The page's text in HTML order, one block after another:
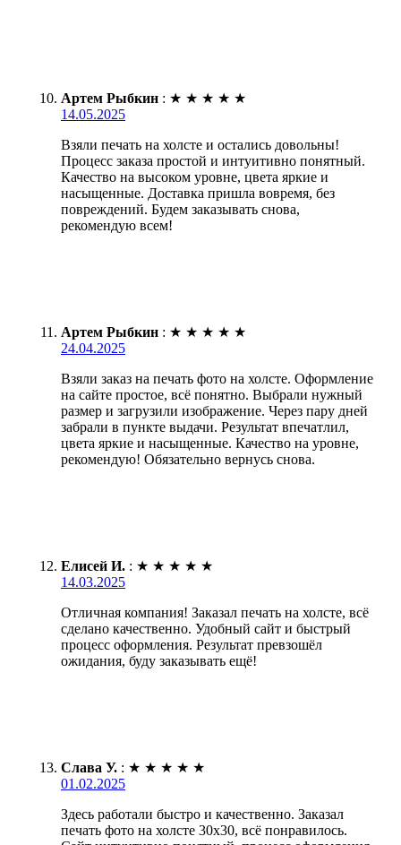
Артем Рыбкин : ★ ★ ★ ★ ★
14.05.2025
Взяли печать на холсте и остались довольны!
Процесс заказа простой и интуитивно понятный.
Качество на высоком уровне, цвета яркие и
насыщенные. Доставка пришла вовремя, без
повреждений. Будем заказывать снова,
рекомендую всем!
Артем Рыбкин : ★ ★ ★ ★ ★
24.04.2025
Взяли заказ на печать фото на холсте. Оформление
на сайте простое, всё понятно. Выбрали нужный
размер и загрузили изображение. Через пару дней
забрали в пункте выдачи. Результат впечатлил,
цвета яркие и насыщенные. Качество на уровне,
рекомендую! Обязательно вернусь снова.
Елисей И. : ★ ★ ★ ★ ★
14.03.2025
Отличная компания! Заказал печать на холсте, всё
сделано качественно. Удобный сайт и быстрый
процесс оформления. Результат превзошёл
ожидания, буду заказывать ещё!
Слава У. : ★ ★ ★ ★ ★
01.02.2025
Здесь работали быстро и качественно. Заказал
печать фото на холсте 30х30, всё понравилось.